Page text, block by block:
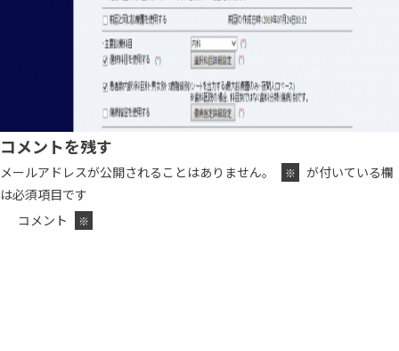
コメントを残す
メールアドレスが公開されることはありません。 ※
が付いている欄
は必須項目です
コメント
※